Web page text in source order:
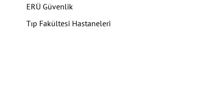
ERÜ Güvenlik
Tıp Fakültesi Hastaneleri